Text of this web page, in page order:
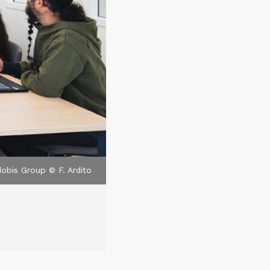
Group © F. Ardito